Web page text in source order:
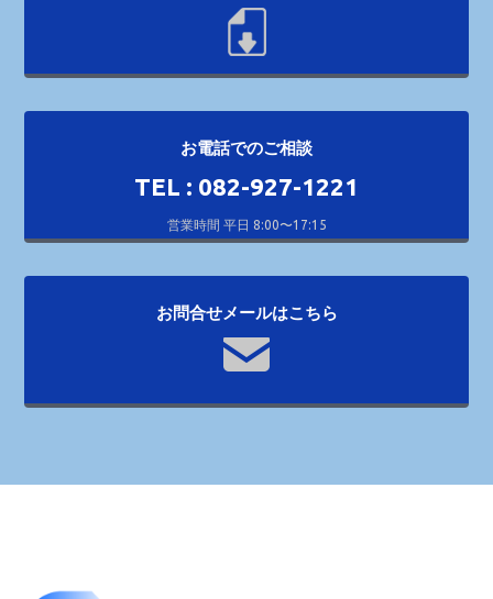
お電話でのご相談
TEL : 082-927-1221
営業時間 平日 8:00〜17:15
お問合せメールはこちら